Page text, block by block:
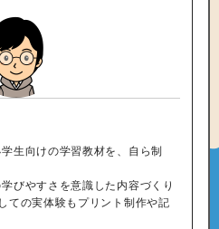
生向けの学習教材を、自ら制
びやすさを意識した内容づくり
ての実体験もプリント制作や記